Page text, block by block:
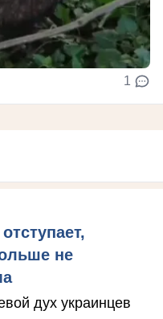
1
не
дух украинцев